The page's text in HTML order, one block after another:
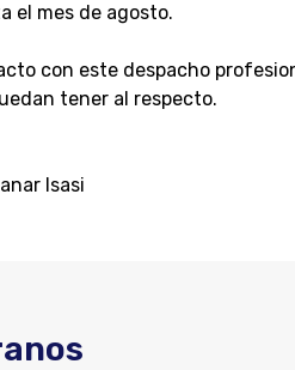
el mes de agosto.
con este despacho
tener al respecto.
Isasi